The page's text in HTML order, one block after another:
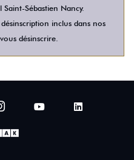
Sébastien Nancy.
inclus dans nos
désinscrire.